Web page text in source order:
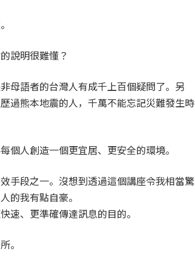
說明很難懂？
母語者的台灣人有成千上百個疑問了。另
過熊本地震的人，千萬不能忘記災難發生時
個人創造一個更宜居、更安全的環境。
手段之一。沒想到透過這個講座令我相當驚
的我有點自豪。
速、更準確傳達訊息的目的。
。